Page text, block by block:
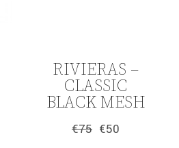
RIVIERAS –
CLASSIC
BLACK MESH
€75
Original
€50
Η